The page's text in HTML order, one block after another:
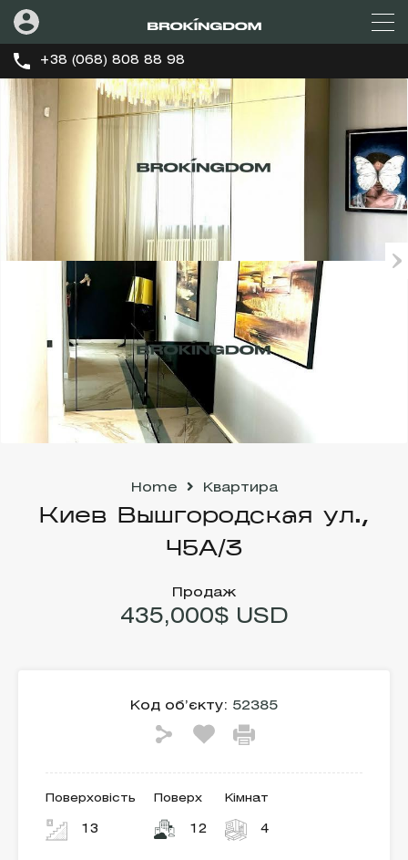
+38 (068) 808 88 98
Home Квартира
Киев Вышгородская ул.,
45А/3
Продаж
435,000$ USD
Код об’єкту: 52385
Поверховість
13
Поверх
12
Кімнат
4